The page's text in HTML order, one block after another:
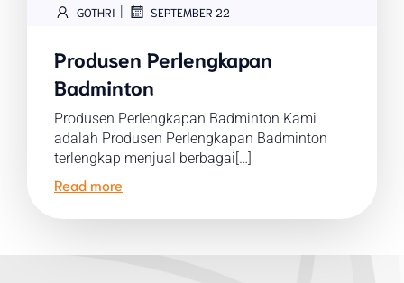
GOTHRI SEPTEMBER 22
Produsen Perlengkapan
Badminton
Produsen Perlengkapan Badminton Kami
adalah Produsen Perlengkapan Badminton
terlengkap menjual berbagai[…]
Read more